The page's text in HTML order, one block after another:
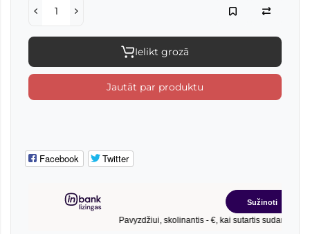
Ielikt grozā
Jautāt par produktu
Facebook Twitter